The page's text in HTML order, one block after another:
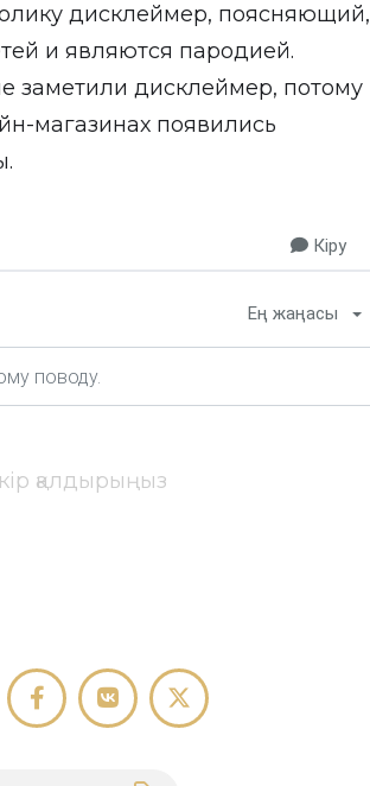
дисклеймер, поясняющий,
и являются пародией.
заметили дисклеймер, потому
магазинах появились
Кіру
Ең жаңасы
қалдырыңыз